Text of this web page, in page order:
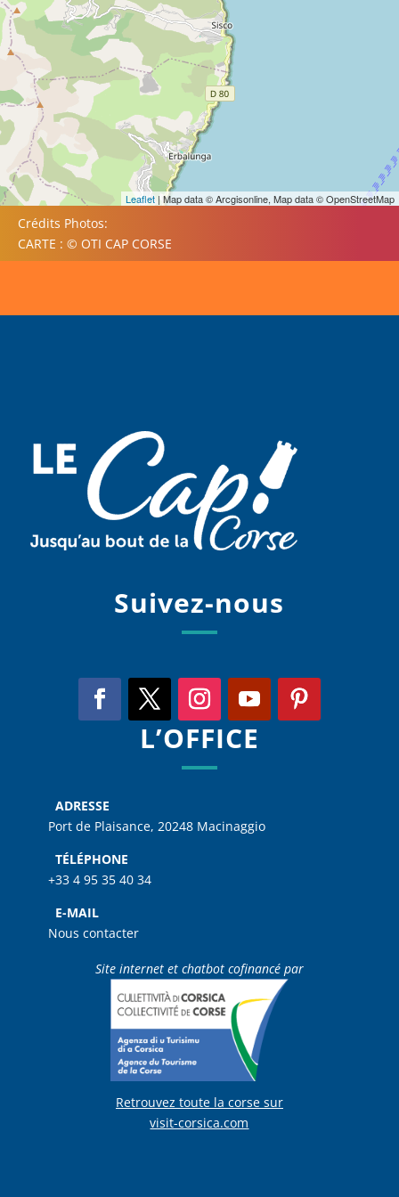
Leaflet | Map data © Arcgisonline, Map data © OpenStreetMap
Crédits Photos:
CARTE : © OTI CAP CORSE
Suivez-nous
L’OFFICE
ADRESSE
Port de Plaisance, 20248 Macinaggio
TÉLÉPHONE
+33 4 95 35 40 34
E-MAIL
Nous contacter
Site internet et chatbot cofinancé par
Retrouvez toute la corse sur
visit-corsica.com